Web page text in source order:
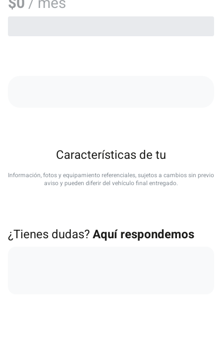
Características de tu
Información, fotos y equipamiento referenciales, sujetos a cambios sin previo
aviso y pueden diferir del vehículo final entregado.
¿Tienes dudas?Aquí respondemos